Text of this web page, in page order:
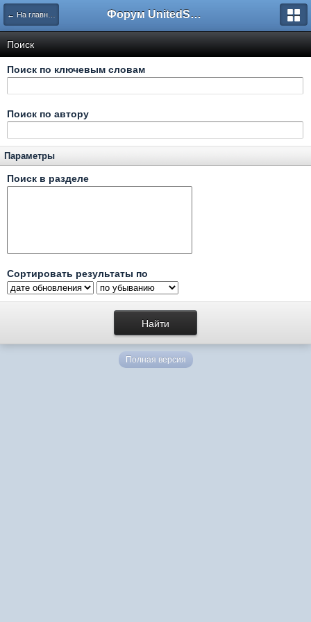
← На главную Форум UnitedSouth
Поиск
Поиск по ключевым словам
Поиск по автору
Параметры
Поиск в разделе
Сортировать результаты по
Полная версия